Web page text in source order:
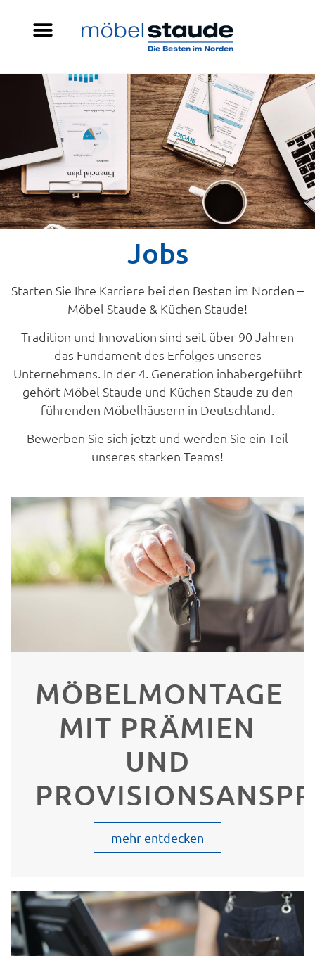
Jobs
Starten Sie Ihre Karriere bei den Besten im Norden –
Möbel Staude & Küchen Staude!
Tradition und Innovation sind seit über 90 Jahren
das Fundament des Erfolges unseres
Unternehmens. In der 4. Generation inhabergeführt
gehört Möbel Staude und Küchen Staude zu den
führenden Möbelhäusern in Deutschland.
Bewerben Sie sich jetzt und werden Sie ein Teil
unseres starken Teams!
MÖBELMONTAGE
MIT PRÄMIEN
UND
mehr entdecken